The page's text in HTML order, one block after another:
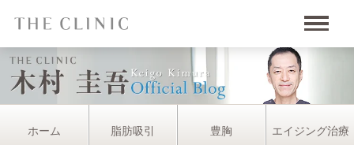
ホーム 脂肪吸引 豊胸 エイジング治療